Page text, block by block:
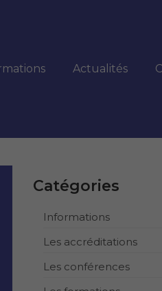
Actualités
Catégories
Informations
Les accréditations
Les conférences